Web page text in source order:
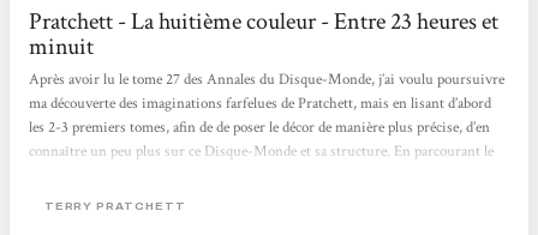
Pratchett - La huitième couleur - Entre 23 heures et
minuit
Après avoir lu le tome 27 des Annales du Disque-Monde, j’ai voulu poursuivre
ma découverte des imaginations farfelues de Pratchett, mais en lisant d’abord
les 2-3 premiers tomes, afin de de poser le décor de manière plus précise, d’en
connaître un peu plus sur ce Disque-Monde et sa structure. En parcourant le
retrouvé toute l’ambiance fantasque découverte
TERRY PRATCHETT